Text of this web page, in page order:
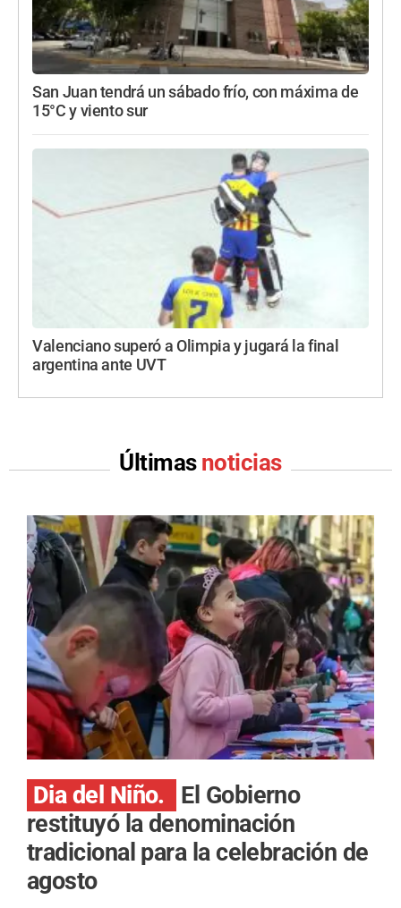
San Juan tendrá un sábado frío, con máxima de
15°C y viento sur
Valenciano superó a Olimpia y jugará la final
argentina ante UVT
Últimas noticias
Dia del Niño.
El Gobierno
restituyó la denominación
tradicional para la celebración de
agosto